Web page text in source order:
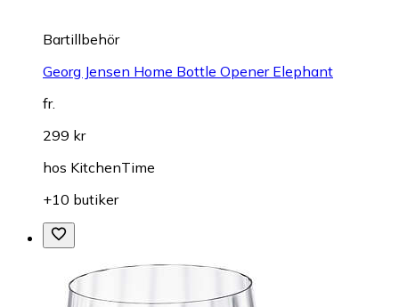
Bartillbehör
Georg Jensen Home Bottle Opener Elephant
fr.
299 kr
hos KitchenTime
+10 butiker